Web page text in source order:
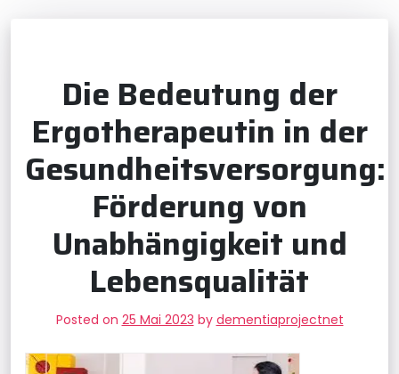
Die Bedeutung der
Ergotherapeutin in der
Gesundheitsversorgung:
Förderung von
Unabhängigkeit und
Lebensqualität
Posted on 25 Mai 2023 by dementiaprojectnet